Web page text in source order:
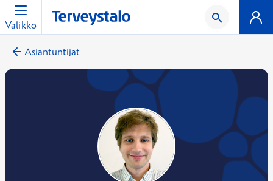
Valikko
Asiantuntijat